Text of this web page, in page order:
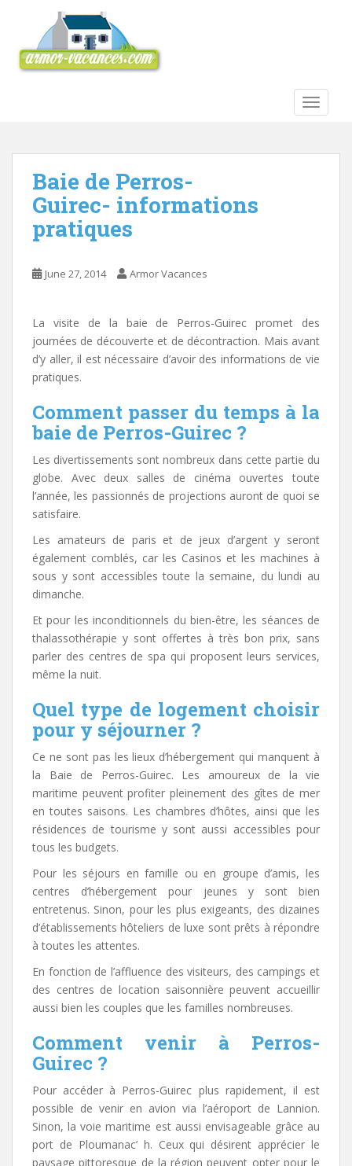
Baie de Perros-
Guirec- informations
pratiques
June 27, 2014 Armor Vacances
La visite de la baie de Perros-Guirec promet des
journées de découverte et de décontraction. Mais avant
d’y aller, il est nécessaire d’avoir des informations de vie
pratiques.
Comment passer du temps à la
baie de Perros-Guirec ?
Les divertissements sont nombreux dans cette partie du
globe. Avec deux salles de cinéma ouvertes toute
l’année, les passionnés de projections auront de quoi se
satisfaire.
Les amateurs de paris et de jeux d’argent y seront
également comblés, car les Casinos et les machines à
sous y sont accessibles toute la semaine, du lundi au
dimanche.
Et pour les inconditionnels du bien-être, les séances de
thalassothérapie y sont offertes à très bon prix, sans
parler des centres de spa qui proposent leurs services,
même la nuit.
Quel type de logement choisir
pour y séjourner ?
Ce ne sont pas les lieux d’hébergement qui manquent à
la Baie de Perros-Guirec. Les amoureux de la vie
maritime peuvent profiter pleinement des gîtes de mer
en toutes saisons. Les chambres d’hôtes, ainsi que les
résidences de tourisme y sont aussi accessibles pour
tous les budgets.
Pour les séjours en famille ou en groupe d’amis, les
centres d’hébergement pour jeunes y sont bien
entretenus. Sinon, pour les plus exigeants, des dizaines
d’établissements hôteliers de luxe sont prêts à répondre
à toutes les attentes.
En fonction de l’affluence des visiteurs, des campings et
des centres de location saisonnière peuvent accueillir
aussi bien les couples que les familles nombreuses.
Comment venir à Perros-
Guirec ?
Pour accéder à Perros-Guirec plus rapidement, il est
possible de venir en avion via l’aéroport de Lannion.
Sinon, la voie maritime est aussi envisageable grâce au
port de Ploumanac’ h. Ceux qui désirent apprécier le
paysage pittoresque de la région peuvent opter pour le